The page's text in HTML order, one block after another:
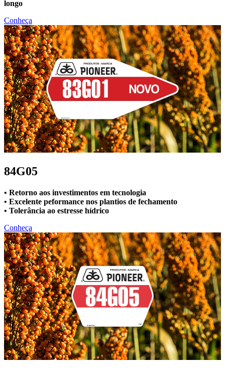
longo
Conheça
84G05
• Retorno aos investimentos em tecnologia
• Excelente peformance nos plantios de fechamento
• Tolerância ao estresse hídrico
Conheça